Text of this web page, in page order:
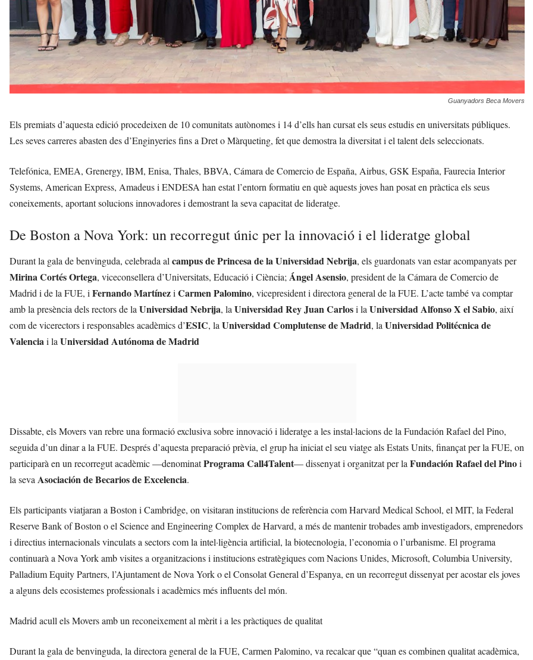
Guanyadors Beca Movers
Els premiats d’aquesta edició procedeixen de 10 comunitats autònomes i 14 d’ells han cursat els seus estudis en universitats públiques.
Les seves carreres abasten des d’Enginyeries fins a Dret o Màrqueting, fet que demostra la diversitat i el talent dels seleccionats.
Telefónica, EMEA, Grenergy, IBM, Enisa, Thales, BBVA, Cámara de Comercio de España, Airbus, GSK España, Faurecia Interior
Systems, American Express, Amadeus i ENDESA han estat l’entorn formatiu en què aquests joves han posat en pràctica els seus
coneixements, aportant solucions innovadores i demostrant la seva capacitat de lideratge.
De Boston a Nova York: un recorregut únic per la innovació i el lideratge global
Durant la gala de benvinguda, celebrada alcampus de Princesa de la Universidad Nebrija, els guardonats van estar acompanyats per
Mirina Cortés Ortega, viceconsellera d’Universitats, Educació i Ciència;Ángel Asensio, president de la Cámara de Comercio de
Madrid i de la FUE, iFernando MartíneziCarmen Palomino, vicepresident i directora general de la FUE. L’acte també va comptar
amb la presència dels rectors de laUniversidad Nebrija, laUniversidad Rey Juan Carlosi laUniversidad Alfonso X el Sabio, així
com de vicerectors i responsables acadèmics d’ESIC, laUniversidad Complutense de Madrid, laUniversidad Politécnica de
Valenciai laUniversidad Autónoma de Madrid
Dissabte, els Movers van rebre una formació exclusiva sobre innovació i lideratge a les instal·lacions de la Fundación Rafael del Pino,
seguida d’un dinar a la FUE. Després d’aquesta preparació prèvia, el grup ha iniciat el seu viatge als Estats Units, finançat per la FUE, on
participarà en un recorregut acadèmic —denominatPrograma Call4Talent— dissenyat i organitzat per laFundación Rafael del Pinoi
la sevaAsociación de Becarios de Excelencia.
Els participants viatjaran a Boston i Cambridge, on visitaran institucions de referència com Harvard Medical School, el MIT, la Federal
Reserve Bank of Boston o el Science and Engineering Complex de Harvard, a més de mantenir trobades amb investigadors, emprenedors
i directius internacionals vinculats a sectors com la intel·ligència artificial, la biotecnologia, l’economia o l’urbanisme. El programa
continuarà a Nova York amb visites a organitzacions i institucions estratègiques com Nacions Unides, Microsoft, Columbia University,
Palladium Equity Partners, l’Ajuntament de Nova York o el Consolat General d’Espanya, en un recorregut dissenyat per acostar els joves
a alguns dels ecosistemes professionals i acadèmics més influents del món.
Madrid acull els Movers amb un reconeixement al mèrit i a les pràctiques de qualitat
Durant la gala de benvinguda, la directora general de la FUE, Carmen Palomino, va recalcar que “quan es combinen qualitat acadèmica,